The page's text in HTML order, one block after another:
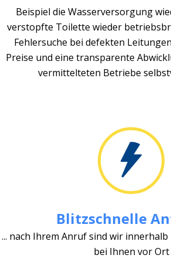
Beispiel die Wasserversorgung
verstopfte Toilette wieder
Fehlersuche bei defekten
Preise und eine transparente
vermittelteten Betriebe
Blitzschnelle
... nach Ihrem Anruf sind wir
bei Ihnen vor Ort